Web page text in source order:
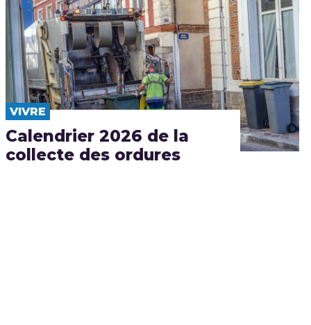
VIVRE
Calendrier 2026 de la
collecte des ordures